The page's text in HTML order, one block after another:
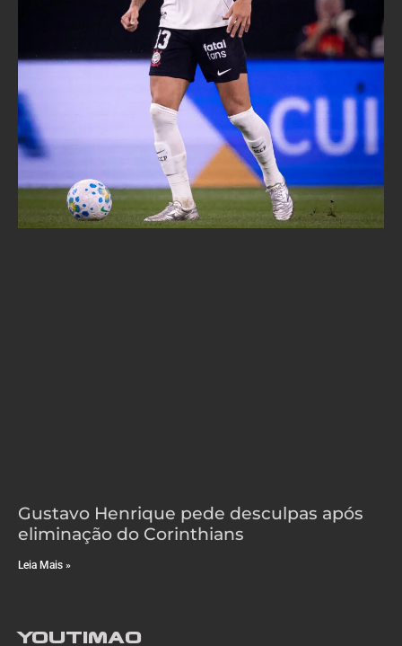
Gustavo Henrique pede desculpas após
eliminação do Corinthians
Leia Mais »
YouTimao